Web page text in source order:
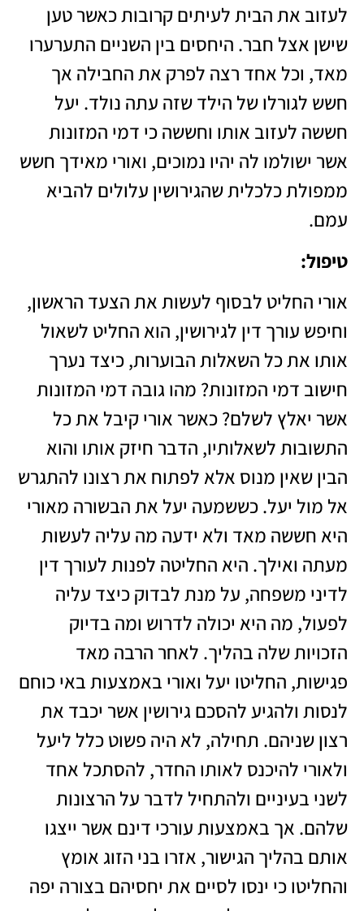
לעזוב את הבית לעיתים קרובות כאשר טען
שישן אצל חבר. היחסים בין השניים התערערו
מאד, וכל אחד רצה לפרק את החבילה אך
חשש לגורלו של הילד שזה עתה נולד. יעל
חששה לעזוב אותו וחששה כי דמי המזונות
אשר ישולמו לה יהיו נמוכים, ואורי מאידך חשש
ממפולת כלכלית שהגירושין עלולים להביא
עמם.
טיפול:
אורי החליט לבסוף לעשות את הצעד הראשון,
וחיפש עורך דין לגירושין, הוא החליט לשאול
אותו את כל השאלות הבוערות, כיצד נערך
חישוב דמי המזונות? מהו גובה דמי המזונות
אשר יאלץ לשלם? כאשר אורי קיבל את כל
התשובות לשאלותיו, הדבר חיזק אותו והוא
הבין שאין מנוס אלא לפתוח את רצונו להתגרש
אל מול יעל. כששמעה יעל את הבשורה מאורי
היא חששה מאד ולא ידעה מה עליה לעשות
מעתה ואילך. היא החליטה לפנות לעורך דין
לדיני משפחה, על מנת לבדוק כיצד עליה
לפעול, מה היא יכולה לדרוש ומה בדיוק
הזכויות שלה בהליך. לאחר הרבה מאד
פגישות, החליטו יעל ואורי באמצעות באי כוחם
לנסות ולהגיע להסכם גירושין אשר יכבד את
רצון שניהם. תחילה, לא היה פשוט כלל ליעל
ולאורי להיכנס לאותו החדר, להסתכל אחד
לשני בעיניים ולהתחיל לדבר על הרצונות
שלהם. אך באמצעות עורכי דינם אשר ייצגו
אותם בהליך הגישור, אזרו בני הזוג אומץ
והחליטו כי ינסו לסיים את יחסיהם בצורה יפה